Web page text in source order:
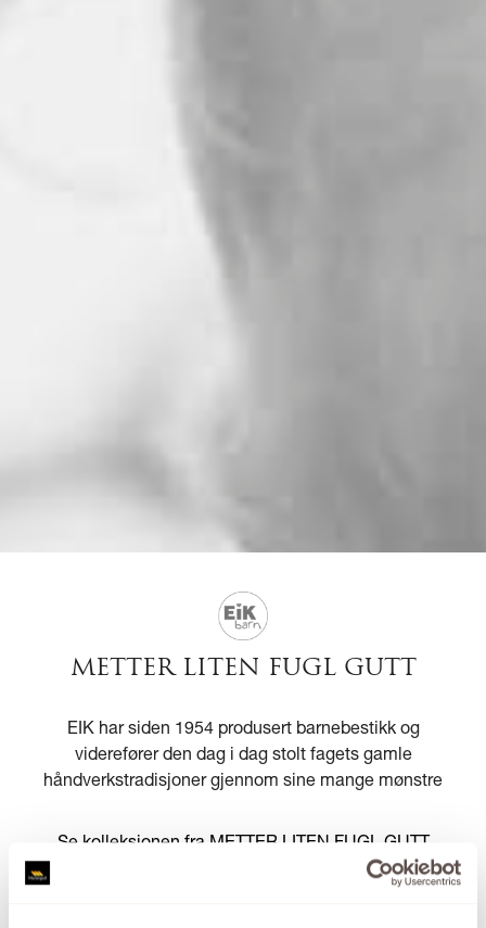
METTER LITEN FUGL GUTT
EIK har siden 1954 produsert barnebestikk og
viderefører den dag i dag stolt fagets gamle
håndverkstradisjoner gjennom sine mange mønstre
Se kolleksjonen fra METTER LITEN FUGL GUTT